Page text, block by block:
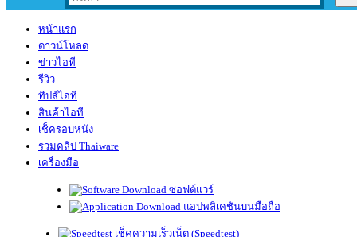
หน้าแรก
ดาวน์โหลด
ข่าวไอที
รีวิว
ทิปส์ไอที
สินค้าไอที
เช็ครอบหนัง
รวมคลิป Thaiware
เครื่องมือ
ซอฟต์แวร์
แอปพลิเคชันบนมือถือ
เช็คความเร็วเน็ต (Speedtest)